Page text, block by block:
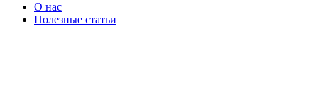
О нас
Полезные статьи